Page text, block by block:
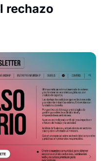
rechazo